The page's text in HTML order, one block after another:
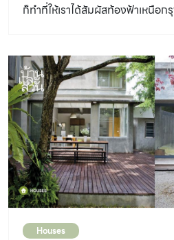
ก็ทำที่ให้เราได้สัมผัสท้องฟ้าเหนือก
Houses